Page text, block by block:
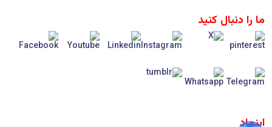
ما را دنبال کنید
اینماد